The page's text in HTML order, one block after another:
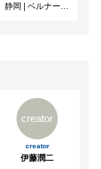
静岡 | ベルナール・ビュフェ美術館
creator
creator
伊藤潤二